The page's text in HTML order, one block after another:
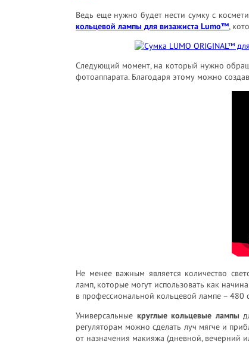
Ведь еще нужно будет нести сумку с
кольцевой лампы для визажиста Lumo™,
Следующий момент, на который нужно
фотоаппарата. Благодаря этому можно
Не менее важным является количество
ламп, которые могут использовать как
в профессиональной кольцевой лампе – 480
Универсальные круглые кольцевые лампы
регуляторам можно сделать луч мягче и
от назначения макияжа (дневной, вечерний